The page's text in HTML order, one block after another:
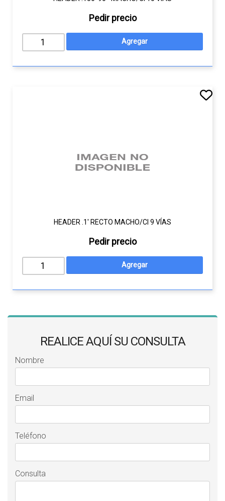
Pedir precio
HEADER .1' RECTO MACHO/CI 9 VÍAS
Pedir precio
REALICE AQUÍ SU CONSULTA
Nombre
Email
Teléfono
Consulta